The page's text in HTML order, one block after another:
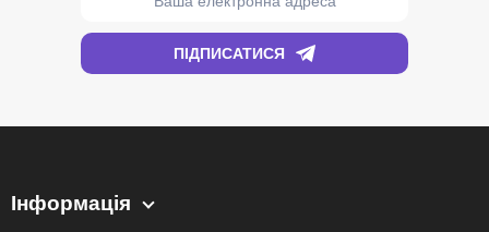
Інформація